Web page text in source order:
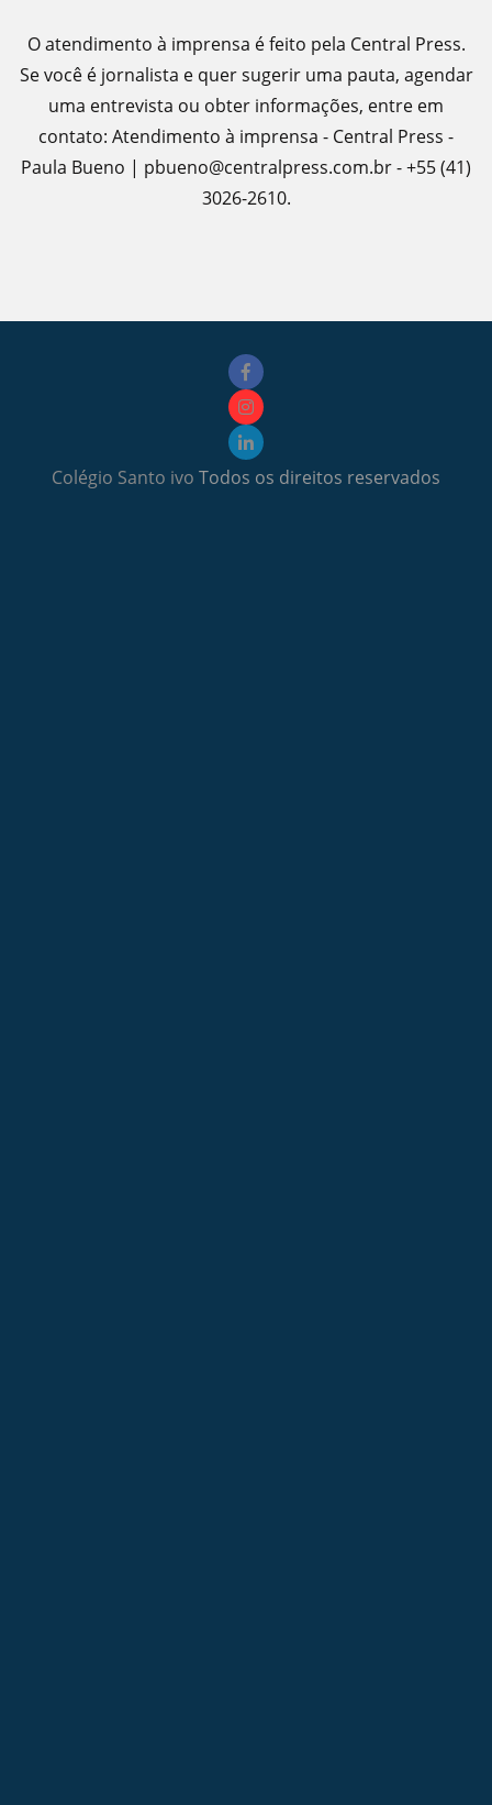
O atendimento à imprensa é feito pela Central Press.
Se você é jornalista e quer sugerir uma pauta, agendar
uma entrevista ou obter informações, entre em
contato: Atendimento à imprensa - Central Press -
Paula Bueno | pbueno@centralpress.com.br - +55 (41)
3026-2610.
Colégio Santo ivo Todos os direitos reservados